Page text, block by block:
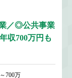
／◎公共事業
収700万円も
700万